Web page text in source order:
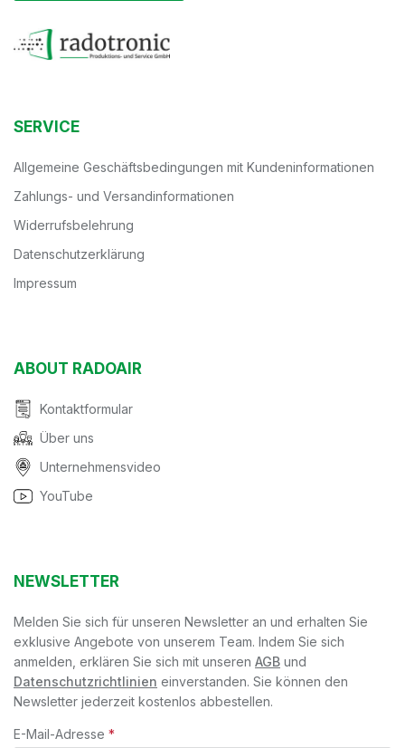
SERVICE
Allgemeine Geschäftsbedingungen mit Kundeninformationen
Zahlungs- und Versandinformationen
Widerrufsbelehrung
Datenschutzerklärung
Impressum
ABOUT RADOAIR
Kontaktformular
Über uns
Unternehmensvideo
YouTube
NEWSLETTER
Melden Sie sich für unseren Newsletter an und erhalten Sie
exklusive Angebote von unserem Team. Indem Sie sich
anmelden, erklären Sie sich mit unseren AGB und
Datenschutzrichtlinien einverstanden. Sie können den
Newsletter jederzeit kostenlos abbestellen.
E-Mail-Adresse *